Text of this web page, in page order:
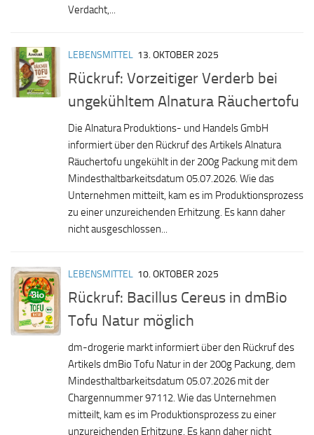
Verdacht,...
LEBENSMITTEL 13. OKTOBER 2025
Rückruf: Vorzeitiger Verderb bei
ungekühltem Alnatura Räuchertofu
Die Alnatura Produktions- und Handels GmbH
informiert über den Rückruf des Artikels Alnatura
Räuchertofu ungekühlt in der 200g Packung mit dem
Mindesthaltbarkeitsdatum 05.07.2026. Wie das
Unternehmen mitteilt, kam es im Produktionsprozess
zu einer unzureichenden Erhitzung. Es kann daher
nicht ausgeschlossen...
LEBENSMITTEL 10. OKTOBER 2025
Rückruf: Bacillus Cereus in dmBio
Tofu Natur möglich
dm-drogerie markt informiert über den Rückruf des
Artikels dmBio Tofu Natur in der 200g Packung, dem
Mindesthaltbarkeitsdatum 05.07.2026 mit der
Chargennummer 97112. Wie das Unternehmen
mitteilt, kam es im Produktionsprozess zu einer
unzureichenden Erhitzung. Es kann daher nicht